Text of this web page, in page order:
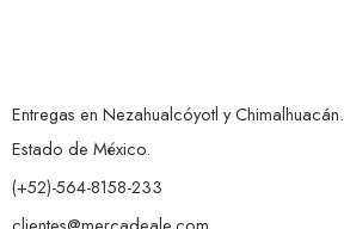
Entregas en Nezahualcóyotl y Chimalhuacán.
Estado de México.
(+52)-564-8158-233